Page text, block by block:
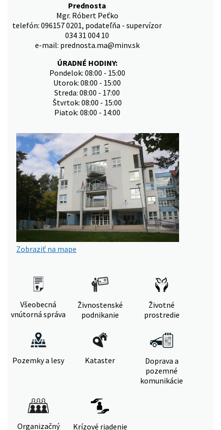
Prednosta
Mgr. Róbert Peťko
telefón: 096157 0201, podateľňa - supervízor
034 31 004 10
e-mail: prednosta.ma@minv.sk
ÚRADNÉ HODINY:
Pondelok: 08:00 - 15:00
Utorok: 08:00 - 15:00
Streda: 08:00 - 17:00
Štvrtok: 08:00 - 15:00
Piatok: 08:00 - 14:00
Zobraziť na mape
Všeobecná
vnútorná správa
Živnostenské
podnikanie
Životné
prostredie
Pozemky a lesy Kataster
Doprava a
pozemné
komunikácie
Organizačný
Krízové riadenie